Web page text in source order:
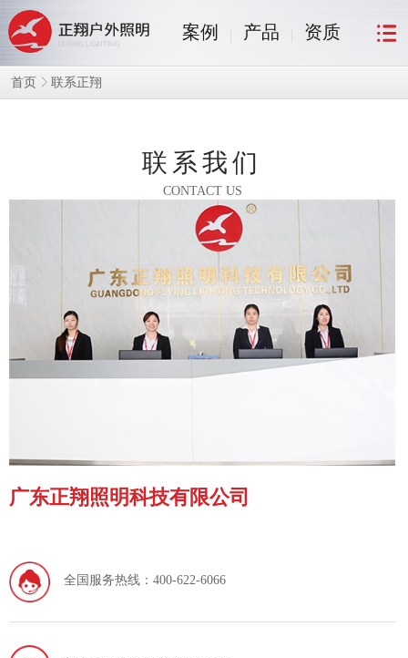
案例 产品 资质
首页 联系正翔
联系我们
CONTACT US
广东正翔照明科技有限公司
全国服务热线： 400-622-6066